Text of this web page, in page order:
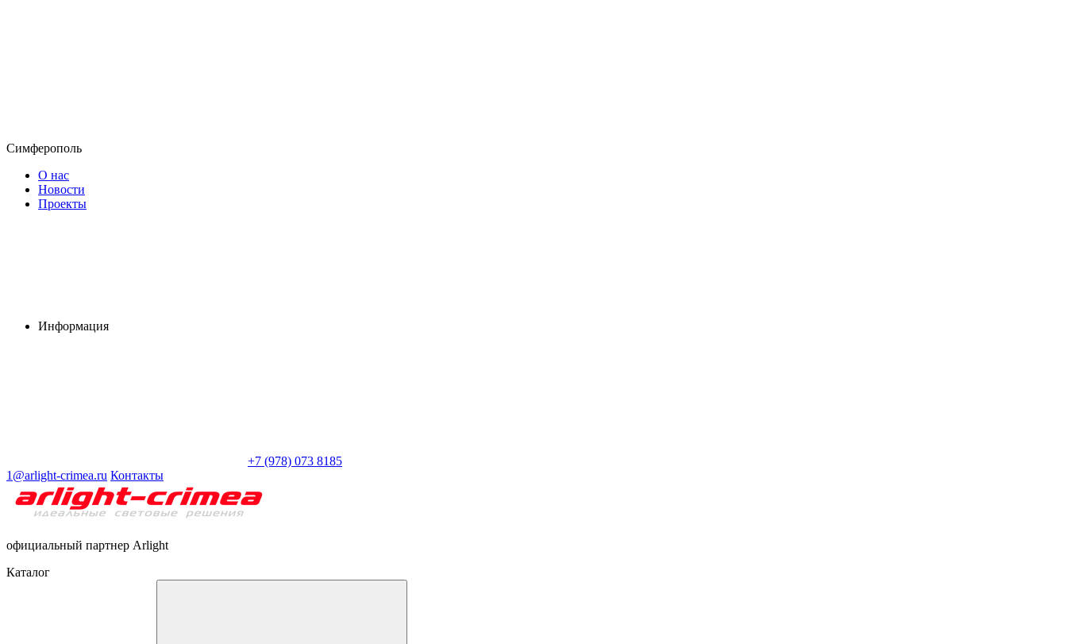
Симферополь
О нас
Новости
Проекты
Информация
+7 (978) 073 8185
1@arlight-crimea.ru Контакты
официальный партнер Arlight
Каталог